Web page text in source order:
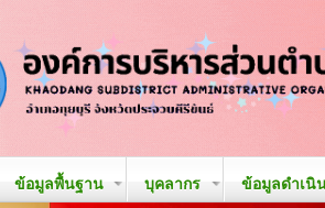
ข้อมูลพื้นฐาน บุคลากร ข้อมูลดำเนิ